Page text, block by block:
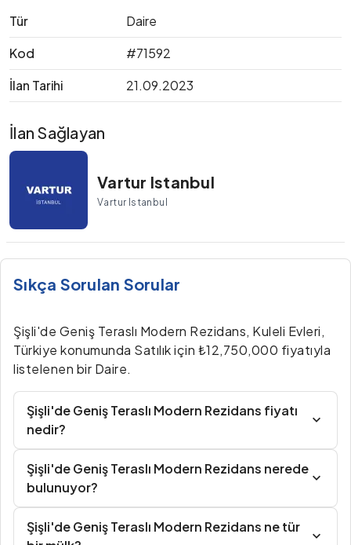
Tür
Daire
Kod
#71592
İlan Tarihi
21.09.2023
İlan Sağlayan
Vartur Istanbul
Vartur Istanbul
Sıkça Sorulan Sorular
Şişli'de Geniş Teraslı Modern Rezidans, Kuleli Evleri,
Türkiye konumunda Satılık için ₺12,750,000 fiyatıyla
listelenen bir Daire.
Şişli'de Geniş Teraslı Modern Rezidans fiyatı
nedir?
Şişli'de Geniş Teraslı Modern Rezidans nerede
bulunuyor?
Şişli'de Geniş Teraslı Modern Rezidans ne tür